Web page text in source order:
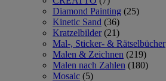
Diamond Painting (25)
Kinetic Sand (36)
Kratzelbilder (21)
Mal-, Sticker- & Rätselbücher
Malen & Zeichnen (219)
Malen nach Zahlen (180)
Mosaic (5)